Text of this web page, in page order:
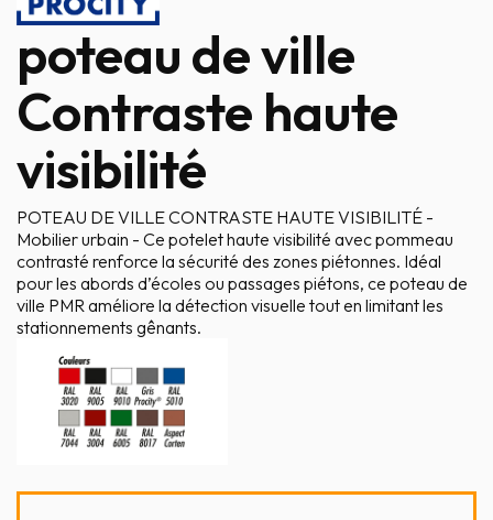
poteau de ville
Contraste haute
visibilité
POTEAU DE VILLE CONTRASTE HAUTE VISIBILITÉ -
Mobilier urbain - Ce potelet haute visibilité avec pommeau
contrasté renforce la sécurité des zones piétonnes. Idéal
pour les abords d’écoles ou passages piétons, ce poteau de
ville PMR améliore la détection visuelle tout en limitant les
stationnements gênants.